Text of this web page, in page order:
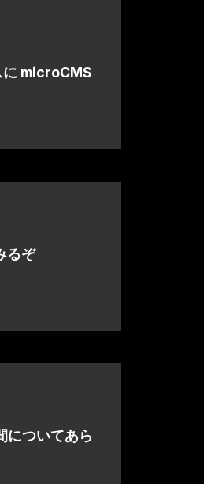
に microCMS
るぞ
についてあら